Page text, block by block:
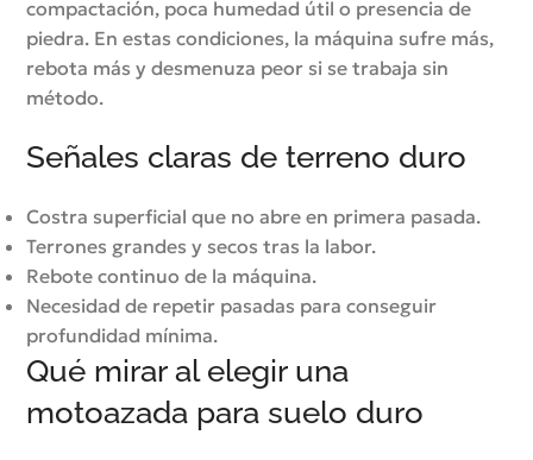
compactación, poca humedad útil o presencia de
piedra. En estas condiciones, la máquina sufre más,
rebota más y desmenuza peor si se trabaja sin
método.
Señales claras de terreno duro
Costra superficial que no abre en primera pasada.
Terrones grandes y secos tras la labor.
Rebote continuo de la máquina.
Necesidad de repetir pasadas para conseguir
profundidad mínima.
Qué mirar al elegir una
motoazada para suelo duro